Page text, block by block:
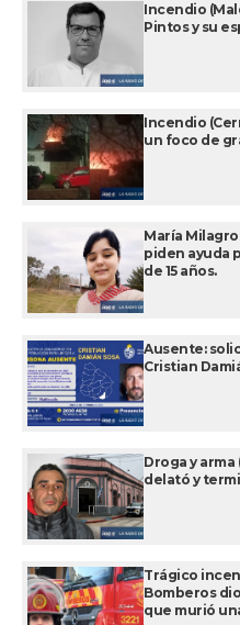
Incendio
Pintos y su
Incendio
un foco de
María
piden ayuda
de 15 años.
Ausente:
Cristian
Droga y arma
delató y
Trágico
Bomberos
que murió